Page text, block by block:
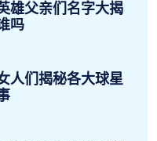
雄父亲们名字大揭
吗
人们揭秘各大球星